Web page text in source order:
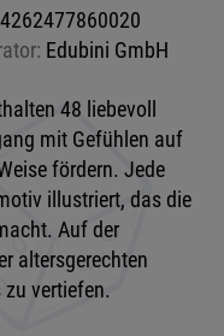
4262477860020
Edubini GmbH
48 liebevoll
mit Gefühlen auf
fördern. Jede
illustriert, das die
Auf der
altersgerechten
vertiefen.